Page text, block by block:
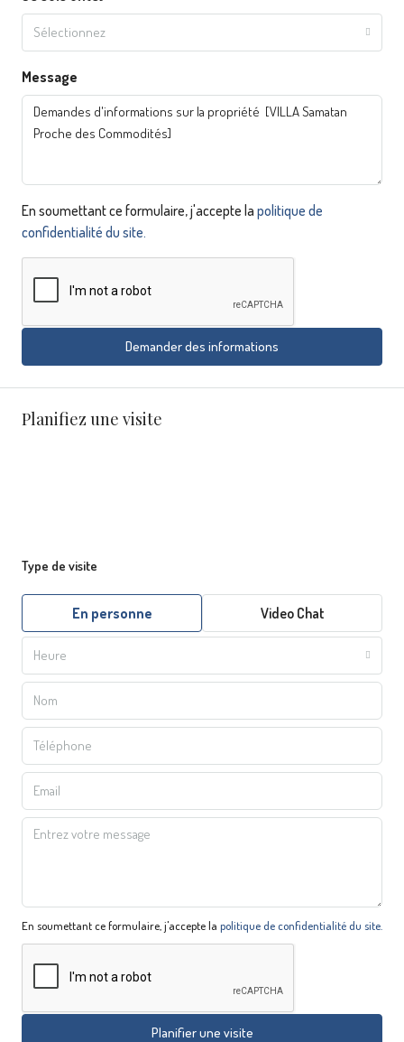
Sélectionnez
Message
En soumettant ce formulaire, j'accepte la politique de
confidentialité du site.
Demander des informations
Planifiez une visite
Type de visite
En personne Video Chat
Heure
En soumettant ce formulaire, j'accepte la politique de confidentialité du site.
Planifier une visite